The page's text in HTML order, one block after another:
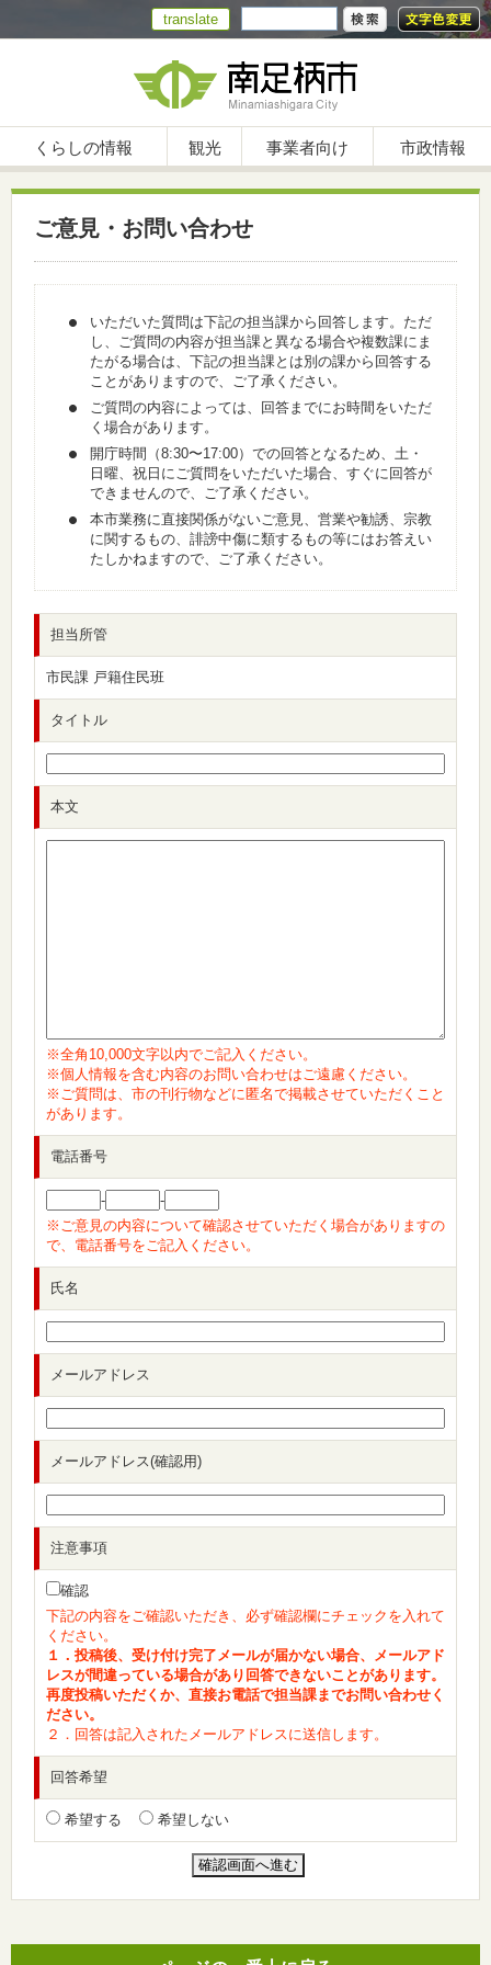
translate
くらしの情報 観光 事業者向け 市政情報
ご意見・お問い合わせ
いただいた質問は下記の担当課から回答します。ただ
し、ご質問の内容が担当課と異なる場合や複数課にま
たがる場合は、下記の担当課とは別の課から回答する
ことがありますので、ご了承ください。
ご質問の内容によっては、回答までにお時間をいただ
く場合があります。
開庁時間（8:30〜17:00）での回答となるため、土・
日曜、祝日にご質問をいただいた場合、すぐに回答が
できませんので、ご了承ください。
本市業務に直接関係がないご意見、営業や勧誘、宗教
に関するもの、誹謗中傷に類するもの等にはお答えい
たしかねますので、ご了承ください。
担当所管
市民課 戸籍住民班
タイトル
本文
※全角10,000文字以内でご記入ください。
※個人情報を含む内容のお問い合わせはご遠慮ください。
※ご質問は、市の刊行物などに匿名で掲載させていただくこと
があります。
電話番号
-
-
※ご意見の内容について確認させていただく場合がありますの
で、電話番号をご記入ください。
氏名
メールアドレス
メールアドレス(確認用)
注意事項
確認
下記の内容をご確認いただき、必ず確認欄にチェックを入れて
ください。
１．投稿後、受け付け完了メールが届かない場合、メールアド
レスが間違っている場合があり回答できないことがあります。
再度投稿いただくか、直接お電話で担当課までお問い合わせく
ださい。
２．回答は記入されたメールアドレスに送信します。
回答希望
希望する 希望しない